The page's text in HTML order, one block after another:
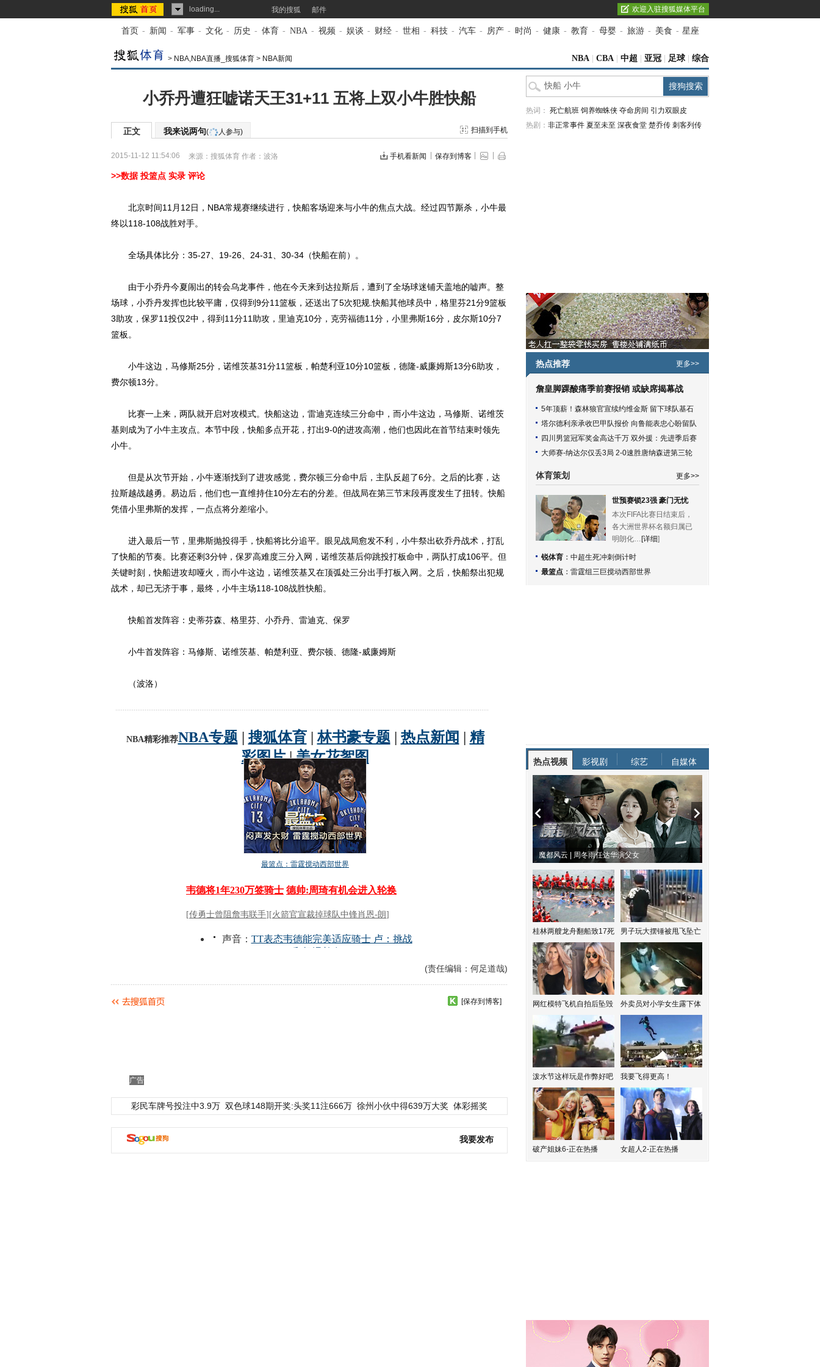
loading... 我的搜狐 邮件 欢迎入驻搜狐媒体平台
首页 - 新闻 - 军事 - 文化 - 历史 - 体育 - NBA - 视频 - 娱谈 - 财经 - 世相 - 科技 - 汽车 - 房产 - 时尚 - 健康 - 教育 - 母婴 - 旅游 - 美食 - 星座
> NBA,NBA直播_搜狐体育 > NBA新闻 NBA CBA 中超 亚冠 足球 综合
小乔丹遭狂嘘诺天王31+11 五将上双小牛胜快船
正文 我来说两句( 人参与) 扫描到手机
2015-11-12 11:54:06 来源： 搜狐体育 作者：波洛 手机看新闻 保存到博客
>>数据 投篮点 实录 评论
北京时间11月12日，NBA常规赛继续进行，快船客场迎来与小牛的焦点大战。经过四节厮杀，小牛最
终以118-108战胜对手。
全场具体比分：35-27、19-26、24-31、30-34（快船在前）。
由于小乔丹今夏闹出的转会乌龙事件，他在今天来到达拉斯后，遭到了全场球迷铺天盖地的嘘声。整
场球，小乔丹发挥也比较平庸，仅得到9分11篮板，还送出了5次犯规.快船其他球员中，格里芬21分9篮板
3助攻，保罗11投仅2中，得到11分11助攻，里迪克10分，克劳福德11分，小里弗斯16分，皮尔斯10分7
篮板。
小牛这边，马修斯25分，诺维茨基31分11篮板，帕楚利亚10分10篮板，德隆-威廉姆斯13分6助攻，
费尔顿13分。
比赛一上来，两队就开启对攻模式。快船这边，雷迪克连续三分命中，而小牛这边，马修斯、诺维茨
基则成为了小牛主攻点。本节中段，快船多点开花，打出9-0的进攻高潮，他们也因此在首节结束时领先
小牛。
但是从次节开始，小牛逐渐找到了进攻感觉，费尔顿三分命中后，主队反超了6分。之后的比赛，达
拉斯越战越勇。易边后，他们也一直维持住10分左右的分差。但战局在第三节末段再度发生了扭转。快船
凭借小里弗斯的发挥，一点点将分差缩小。
进入最后一节，里弗斯抛投得手，快船将比分追平。眼见战局愈发不利，小牛祭出砍乔丹战术，打乱
了快船的节奏。比赛还剩3分钟，保罗高难度三分入网，诺维茨基后仰跳投打板命中，两队打成106平。但
关键时刻，快船进攻却哑火，而小牛这边，诺维茨基又在顶弧处三分出手打板入网。之后，快船祭出犯规
战术，却已无济于事，最终，小牛主场118-108战胜快船。
快船首发阵容：史蒂芬森、格里芬、小乔丹、雷迪克、保罗
小牛首发阵容：马修斯、诺维茨基、帕楚利亚、费尔顿、德隆-威廉姆斯
（波洛）
(责任编辑：何足道哉)
[保存到博客]
广告
彩民车牌号投注中3.9万 双色球148期开奖:头奖11注666万 徐州小伙中得639万大奖 体彩摇奖
我要发布
热词： 死亡航班 饲养蜘蛛侠 夺命房间 引力双眼皮
热剧： 非正常事件 夏至未至 深夜食堂 楚乔传 刺客列传
热点推荐 更多>>
詹皇脚踝酸痛季前赛报销 或缺席揭幕战
5年顶薪！森林狼官宣续约维金斯 留下球队基石
塔尔德利亲承收巴甲队报价 向鲁能表忠心盼留队
四川男篮冠军奖金高达千万 双外援：先进季后赛
大师赛-纳达尔仅丢3局 2-0速胜唐纳森进第三轮
体育策划 更多>>
世预赛锁23强 豪门无忧
本次FIFA比赛日结束后，
各大洲世界杯名额归属已
明朗化… [详细]
锐体育 ： 中超生死冲刺倒计时
最篮点 ： 雷霆组三巨搅动西部世界
热点视频 影视剧 综艺 自媒体
动物系恋人啊 | 钟欣潼体验爱情哲学 魔都风云 | 周冬雨任达华演父女
桂林两艘龙舟翻船致17死 男子玩大摆锤被甩飞坠亡
网红模特飞机自拍后坠毁 外卖员对小学女生露下体
泼水节这样玩是作弊好吧 我要飞得更高！
破产姐妹6-正在热播 女超人2-正在热播